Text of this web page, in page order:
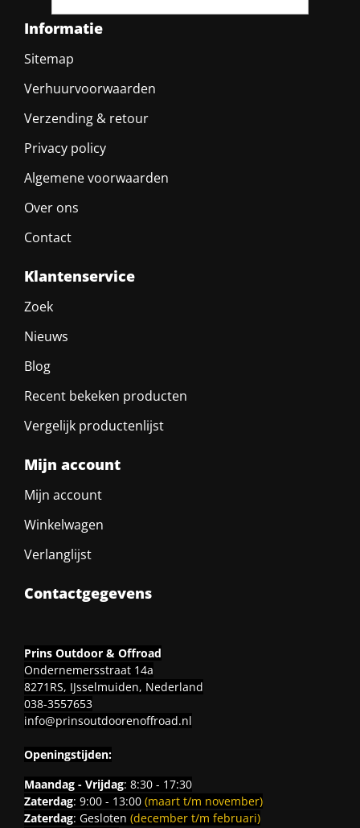
Informatie
Sitemap
Verhuurvoorwaarden
Verzending & retour
Privacy policy
Algemene voorwaarden
Over ons
Contact
Klantenservice
Zoek
Nieuws
Blog
Recent bekeken producten
Vergelijk productenlijst
Mijn account
Mijn account
Winkelwagen
Verlanglijst
Contactgegevens
Prins Outdoor & Offroad
Ondernemersstraat 14a
8271RS, IJsselmuiden, Nederland
038-3557653
info@prinsoutdoorenoffroad.nl
Openingstijden:
Maandag - Vrijdag: 8:30 - 17:30
Zaterdag: 9:00 - 13:00 (maart t/m november)
Zaterdag: Gesloten (december t/m februari)